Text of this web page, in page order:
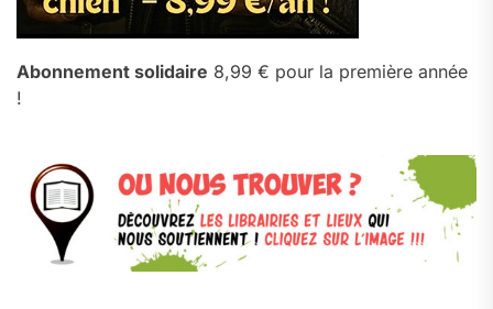
Abonnement solidaire 8,99 € pour la première année
!